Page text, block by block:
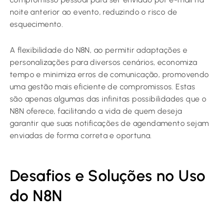
noite anterior ao evento, reduzindo o risco de
esquecimento.
A flexibilidade do N8N, ao permitir adaptações e
personalizações para diversos cenários, economiza
tempo e minimiza erros de comunicação, promovendo
uma gestão mais eficiente de compromissos. Estas
são apenas algumas das infinitas possibilidades que o
N8N oferece, facilitando a vida de quem deseja
garantir que suas notificações de agendamento sejam
enviadas de forma correta e oportuna.
Desafios e Soluções no Uso
do N8N